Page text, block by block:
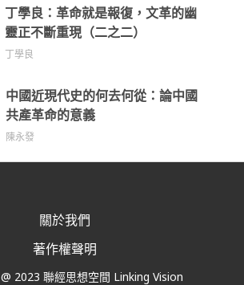
丁學良：革命就是報復，文革的幽
靈正不斷重現（二之二）
丁學良
中國近現代史的何去何從：論中國
共產革命的意義
陳永發
關於我們
著作權聲明
@ 2023 聯經思想空間 Linking Vision